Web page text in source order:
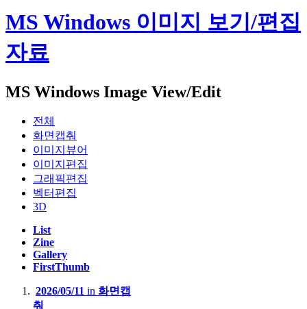
MS Windows 이미지 보기/편집
자료
MS Windows Image View/Edit
전체
화면캡춰
이미지뷰어
이미지편집
그래픽편집
벡터편집
3D
List
Zine
Gallery
FirstThumb
2026/05/11 in 화면캡
춰